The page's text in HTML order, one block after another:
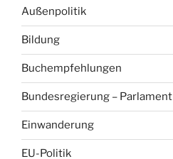
Außenpolitik
Bildung
Buchempfehlungen
Bundesregierung – Parlament
Einwanderung
EU-Politik